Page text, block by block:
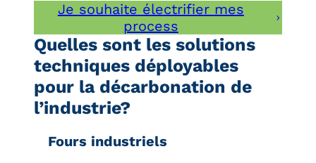
Je souhaite électrifier mes
process
Quelles sont les solutions
techniques déployables
pour la décarbonation de
l’industrie?
Fours industriels